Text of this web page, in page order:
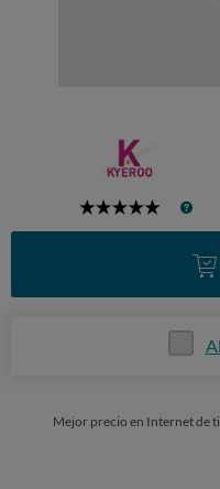
5
Mejor precio en Internet de